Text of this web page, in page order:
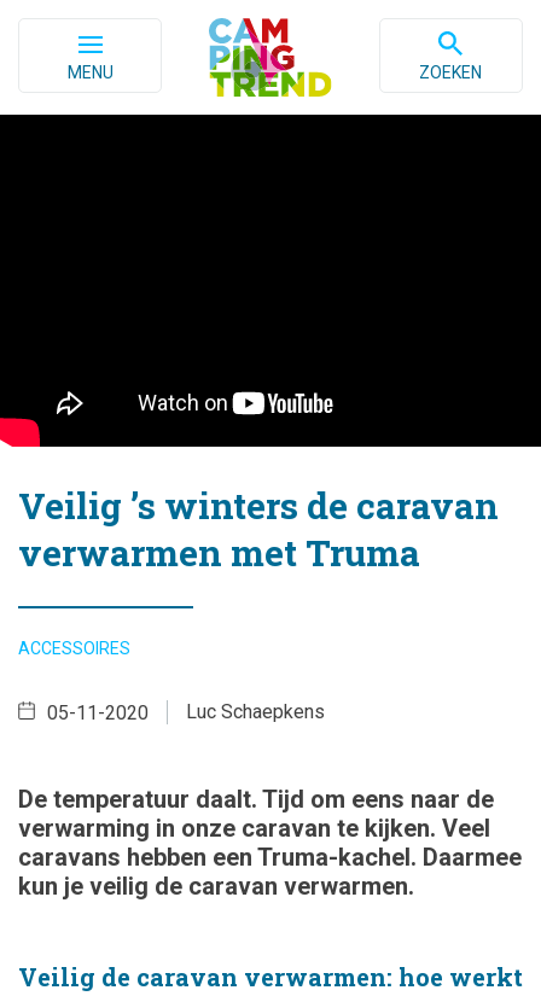
MENU ZOEKEN
Veilig ’s winters de caravan
verwarmen met Truma
ACCESSOIRES
Luc Schaepkens
05-11-2020
De temperatuur daalt. Tijd om eens naar de
verwarming in onze caravan te kijken. Veel
caravans hebben een Truma-kachel. Daarmee
kun je veilig de caravan verwarmen.
Veilig de caravan verwarmen: hoe werkt